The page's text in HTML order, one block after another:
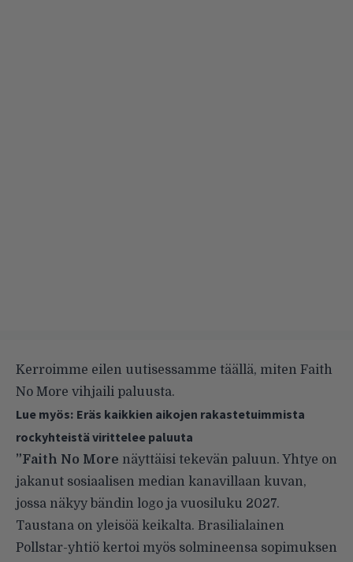
Kerroimme eilen uutisessamme täällä, miten Faith
No More vihjaili paluusta.
Lue myös: Eräs kaikkien aikojen rakastetuimmista
rockyhteistä virittelee paluuta
”Faith No More näyttäisi tekevän paluun. Yhtye on
jakanut sosiaalisen median kanavillaan kuvan,
jossa näkyy bändin logo ja vuosiluku 2027.
Taustana on yleisöä keikalta. Brasilialainen
Pollstar-yhtiö kertoi myös solmineensa sopimuksen